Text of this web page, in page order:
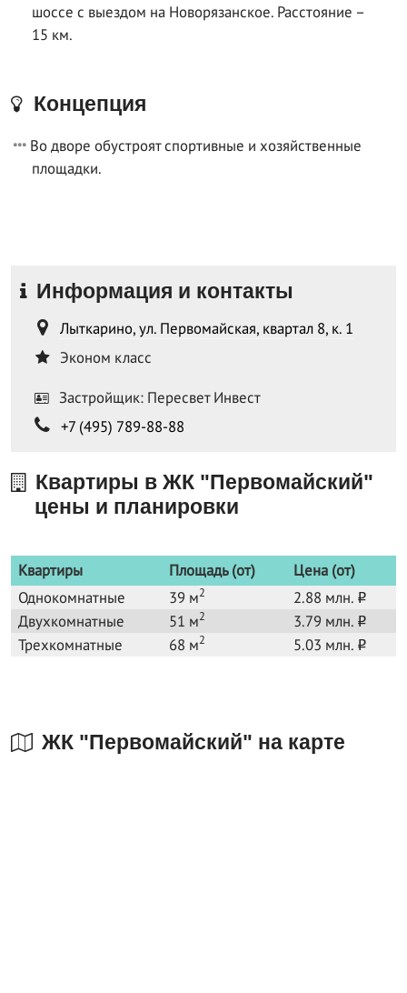
шоссе с выездом на Новорязанское. Расстояние –
15 км.
Концепция
Во дворе обустроят спортивные и хозяйственные
площадки.
Информация и контакты
Лыткарино, ул. Первомайская, квартал 8, к. 1
Эконом класс
Застройщик: Пересвет Инвест
+7 (495) 789-88-88
Квартиры в ЖК "Первомайский"
цены и планировки
Квартиры Площадь (от)
Цена (от)
Однокомнатные
39 м2 2.88 млн. o
Двухкомнатные 51 м2 3.79 млн. o
Трехкомнатные 68 м2 5.03 млн. o
ЖК "Первомайский" на карте